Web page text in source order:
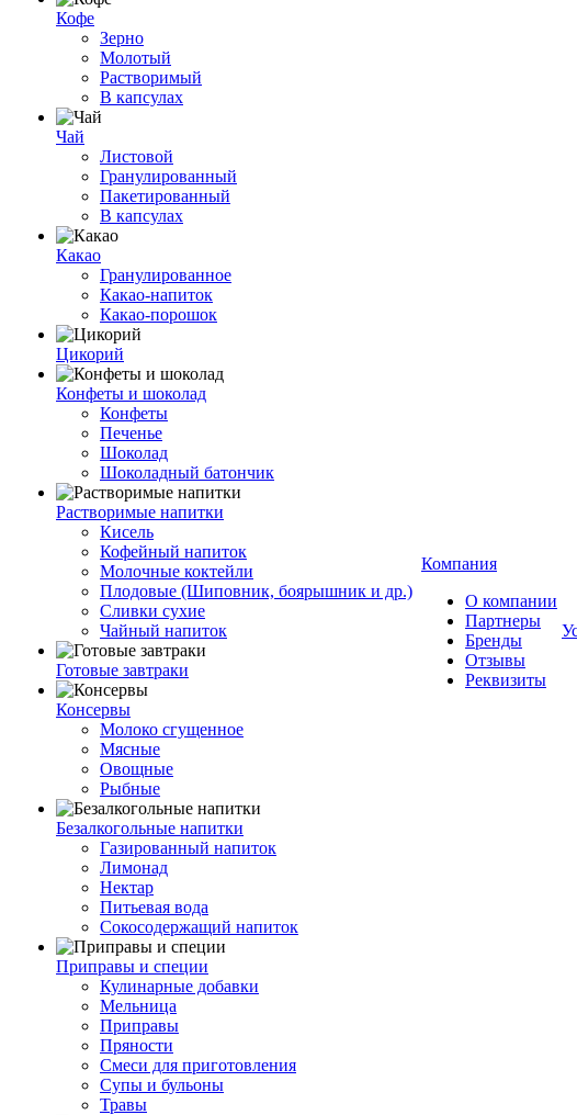
Кофе
Зерно
Молотый
Растворимый
В капсулах
Чай
Листовой
Гранулированный
Пакетированный
В капсулах
Какао
Гранулированное
Какао-напиток
Какао-порошок
Цикорий
Конфеты и шоколад
Конфеты
Печенье
Шоколад
Шоколадный батончик
Растворимые напитки
Кисель
Кофейный напиток
Молочные коктейли
Плодовые (Шиповник, боярышник и др.)
Сливки сухие
Чайный напиток
Готовые завтраки
Консервы
Молоко сгущенное
Мясные
Овощные
Рыбные
Безалкогольные напитки
Газированный напиток
Лимонад
Нектар
Питьевая вода
Сокосодержащий напиток
Приправы и специи
Кулинарные добавки
Мельница
Приправы
Пряности
Смеси для приготовления
Супы и бульоны
Травы
Компания
О компании
Партнеры
Бренды
Отзывы
Реквизиты